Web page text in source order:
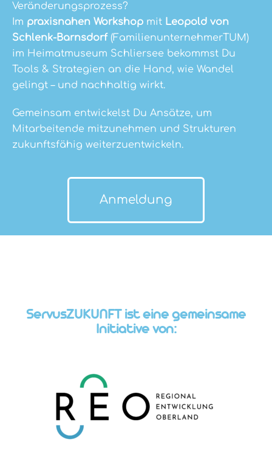
Veränderungsprozess?
Im praxisnahen Workshop mit Leopold von
Schlenk-Barnsdorf (FamilienunternehmerTUM)
im Heimatmuseum Schliersee bekommst Du
Tools & Strategien an die Hand, wie Wandel
gelingt – und nachhaltig wirkt.
Gemeinsam entwickelst Du Ansätze, um
Mitarbeitende mitzunehmen und Strukturen
zukunftsfähig weiterzuentwickeln.
Anmeldung
ServusZUKUNFT ist eine gemeinsame
Initiative von: